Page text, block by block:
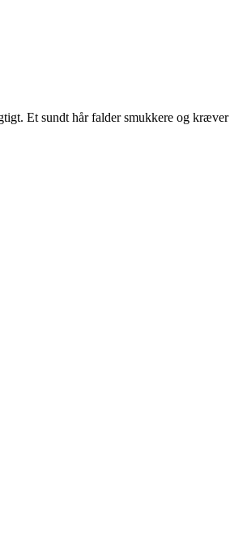
Et sundt hår falder smukkere og kræver